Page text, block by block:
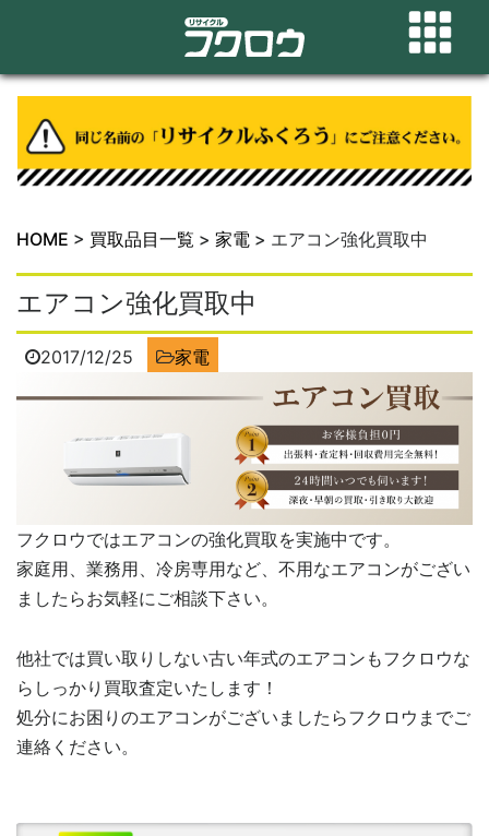
HOME > 買取品目一覧 > 家電 > エアコン強化買取中
エアコン強化買取中
2017/12/25 家電
フクロウではエアコンの強化買取を実施中です。
家庭用、業務用、冷房専用など、不用なエアコンがござい
ましたらお気軽にご相談下さい。
他社では買い取りしない古い年式のエアコンもフクロウな
らしっかり買取査定いたします！
処分にお困りのエアコンがございましたらフクロウまでご
連絡ください。